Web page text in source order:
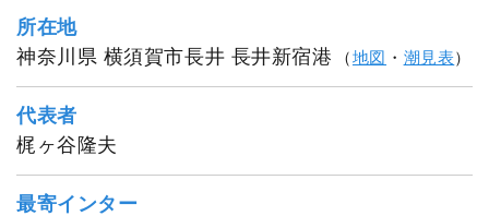
所在地
神奈川県 横須賀市長井 長井新宿港
（地図 ・ 潮見表）
代表者
梶ヶ谷隆夫
最寄インター